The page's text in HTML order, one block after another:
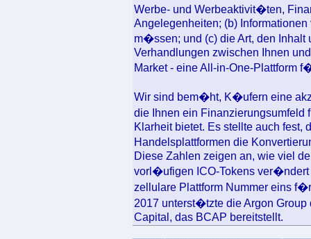
Werbe- und Werbeaktivit�ten,
Angelegenheiten; (b)
m�ssen; und (c) die Art, den
Verhandlungen zwischen Ihnen
Market - eine All-in-One-Plattform
Wir sind bem�ht, K�ufern eine
die Ihnen ein
Klarheit bietet. Es stellte auch fest,
Handelsplattformen die
Diese Zahlen zeigen an, wie viel
vorl�ufigen ICO-Tokens ver�ndert
zellulare Plattform Nummer eins
2017 unterst�tzte die Argon
Capital, das BCAP bereitstellt.